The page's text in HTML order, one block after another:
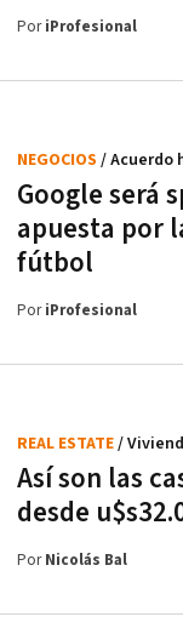
PoriProfesional
Google será
apuesta por
fútbol
NEGOCIOS / Acuerdo
PoriProfesional
Así son las
desde
REAL ESTATE/
PorNicolás Bal